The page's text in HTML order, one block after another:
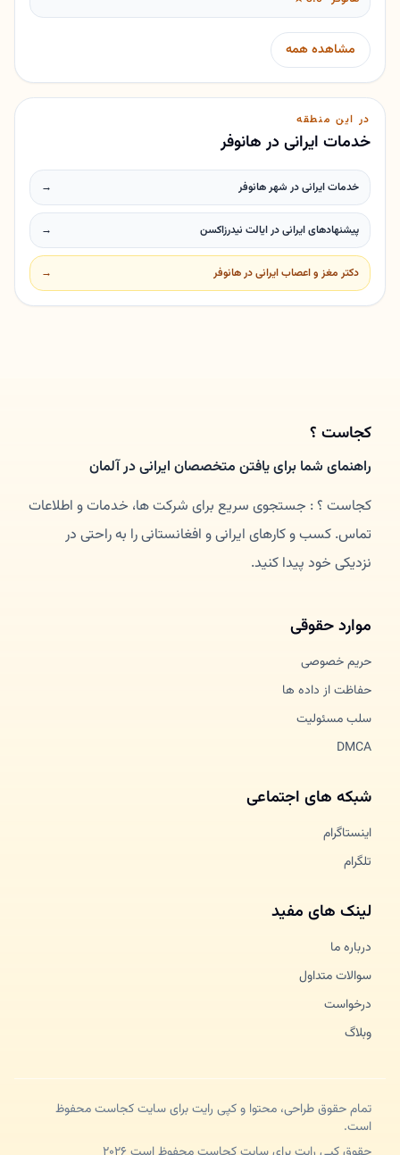
مشاهده همه
در این منطقه
خدمات ایرانی در هانوفر
خدمات ایرانی در شهر هانوفر →
پیشنهادهای ایرانی در ایالت نیدرزاکسن →
دکتر مغز و اعصاب ایرانی در هانوفر →
کجاست ؟
راهنمای شما برای یافتن متخصصان ایرانی در آلمان
کجاست ؟ : جستجوی سریع برای شرکت ها، خدمات و اطلاعات
تماس. کسب و کارهای ایرانی و افغانستانی را به راحتی در
نزدیکی خود پیدا کنید.
موارد حقوقی
حریم خصوصی
حفاظت از داده ها
سلب مسئولیت
DMCA
شبکه های اجتماعی
اینستاگرام
تلگرام
لینک های مفید
درباره ما
سوالات متداول
درخواست
وبلاگ
تمام حقوق طراحی، محتوا و کپی رایت برای سایت کجاست محفوظ
است.